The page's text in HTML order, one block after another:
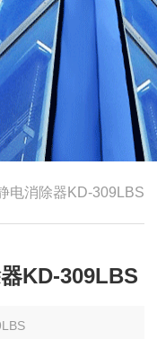
电消除器KD-309LBS
KD-309LBS